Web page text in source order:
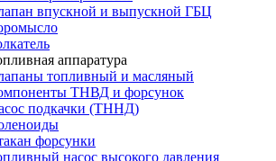
впускной и выпускной ГБЦ
аппаратура
топливный и масляный
ТНВД и форсунок
подкачки (ТННД)
форсунки
насос высокого давления